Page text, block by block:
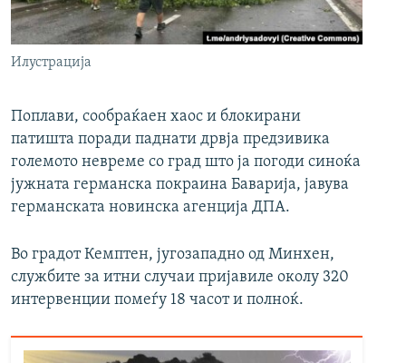
РСЕ веб страници
Илустрација
Поплави, сообраќаен хаос и блокирани
патишта поради паднати дрвја предзивика
големото невреме со град што ја погоди синоќа
јужната германска покраина Баварија, јавува
германската новинска агенција ДПА.
Во градот Кемптен, југозападно од Минхен,
службите за итни случаи пријавиле околу 320
интервенции помеѓу 18 часот и полноќ.